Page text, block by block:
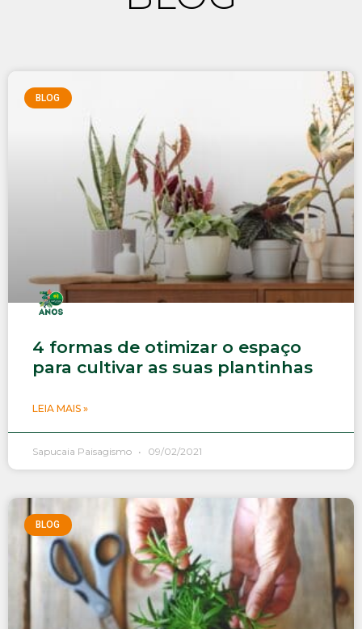
BLOG
4 formas de otimizar o espaço
para cultivar as suas plantinhas
LEIA MAIS »
Sapucaia Paisagismo 09/02/2021
BLOG